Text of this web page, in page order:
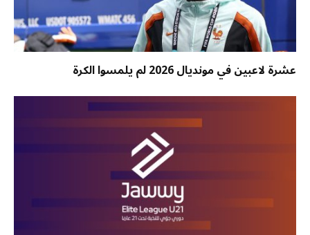
عشرة لاعبين في مونديال 2026 لم يلمسوا الكرة